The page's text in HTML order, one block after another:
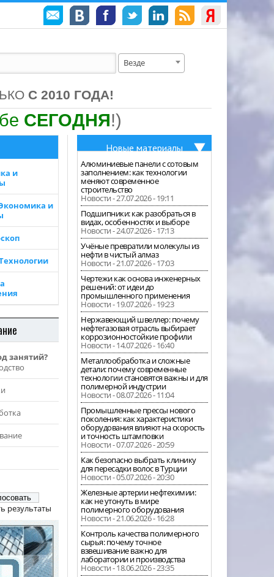
Везде
С 2010 ГОДА!
СЕГОДНЯ!)
и
и
занятий?
результаты
Новые материалы
Алюминиевые панели с сотовым
заполнением: как технологии
меняют современное
строительство
Новости - 27.07.2026 - 19:11
Подшипники: как разобраться в
видах, особенностях и выборе
Новости - 24.07.2026 - 17:13
Учёные превратили молекулы из
нефти в чистый алмаз
Новости - 21.07.2026 - 17:03
Чертежи как основа инженерных
решений: от идеи до
промышленного применения
Новости - 19.07.2026 - 19:23
Нержавеющий швеллер: почему
нефтегазовая отрасль выбирает
коррозионностойкие профили
Новости - 14.07.2026 - 16:40
Металлообработка и сложные
детали: почему современные
технологии становятся важны и для
полимерной индустрии
Новости - 08.07.2026 - 11:04
Промышленные прессы нового
поколения: как характеристики
оборудования влияют на скорость
и точность штамповки
Новости - 07.07.2026 - 20:59
Как безопасно выбрать клинику
для пересадки волос в Турции
Новости - 05.07.2026 - 20:30
Железные артерии нефтехимии:
как не утонуть в мире
полимерного оборудования
Новости - 21.06.2026 - 16:28
Контроль качества полимерного
сырья: почему точное
взвешивание важно для
лаборатории и производства
Новости - 18.06.2026 - 23:35